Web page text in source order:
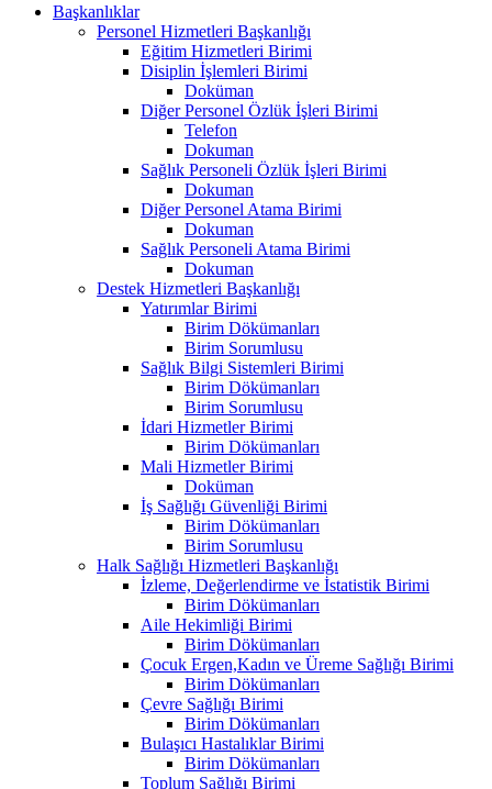
Başkanlıklar
Personel Hizmetleri Başkanlığı
Eğitim Hizmetleri Birimi
Disiplin İşlemleri Birimi
Doküman
Diğer Personel Özlük İşleri Birimi
Telefon
Dokuman
Sağlık Personeli Özlük İşleri Birimi
Dokuman
Diğer Personel Atama Birimi
Dokuman
Sağlık Personeli Atama Birimi
Dokuman
Destek Hizmetleri Başkanlığı
Yatırımlar Birimi
Birim Dökümanları
Birim Sorumlusu
Sağlık Bilgi Sistemleri Birimi
Birim Dökümanları
Birim Sorumlusu
İdari Hizmetler Birimi
Birim Dökümanları
Mali Hizmetler Birimi
Doküman
İş Sağlığı Güvenliği Birimi
Birim Dökümanları
Birim Sorumlusu
Halk Sağlığı Hizmetleri Başkanlığı
İzleme, Değerlendirme ve İstatistik Birimi
Birim Dökümanları
Aile Hekimliği Birimi
Birim Dökümanları
Çocuk Ergen,Kadın ve Üreme Sağlığı Birimi
Birim Dökümanları
Çevre Sağlığı Birimi
Birim Dökümanları
Bulaşıcı Hastalıklar Birimi
Birim Dökümanları
Toplum Sağlığı Birimi